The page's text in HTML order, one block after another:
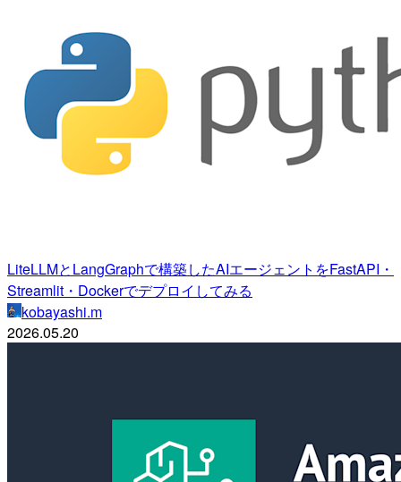
LiteLLMとLangGraphで構築したAIエージェントをFastAPI・
Streamlit・Dockerでデプロイしてみる
kobayashi.m
2026.05.20